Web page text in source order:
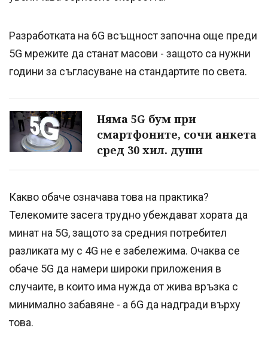
Разработката на 6G всъщност започна още преди
5G мрежите да станат масови - защото са нужни
години за съгласуване на стандартите по света.
Няма 5G бум при
смартфоните, сочи анкета
сред 30 хил. души
Какво обаче означава това на практика?
Телекомите засега трудно убеждават хората да
минат на 5G, защото за средния потребител
разликата му с 4G не е забележима. Очаква се
обаче 5G да намери широки приложения в
случаите, в които има нужда от жива връзка с
минимално забавяне - а 6G да надгради върху
това.